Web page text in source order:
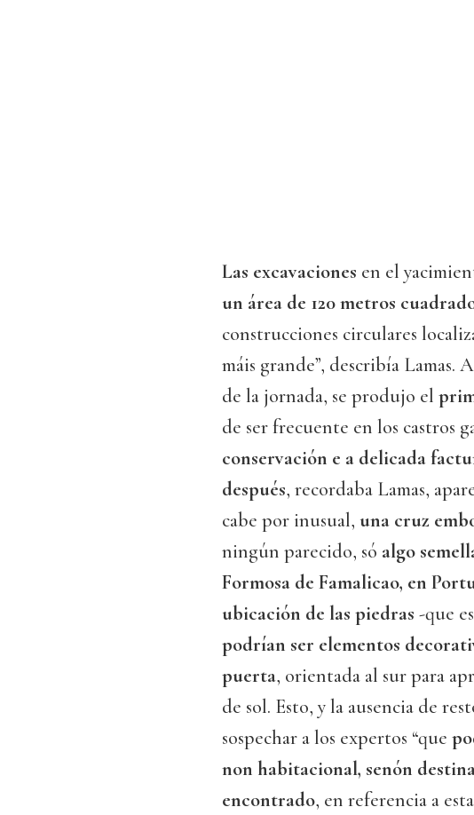
Las excavaciones en el
un área de 120 metros
construcciones circulares
máis grande”, describía Lamas.
de la jornada, se produjo el
de ser frecuente en los castros
conservación e a delicada
después, recordaba Lamas,
cabe por inusual, una cruz
ningún parecido, só algo
Formosa de Famalicao, en
ubicación de las piedras -que
podrían ser elementos
puerta, orientada al sur para
de sol. Esto, y la ausencia de
sospechar a los expertos “que
non habitacional, senón
encontrado, en referencia a